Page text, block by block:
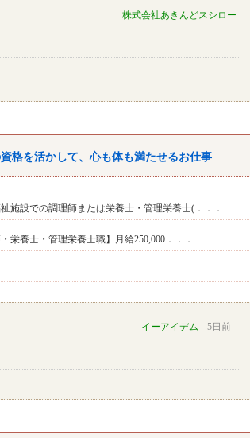
株式会社あきんどスシロー
格を活かして、心も体も満たせるお仕事
施設での調理師または栄養士・管理栄養士(．．．
・栄養士・管理栄養士職】月給250,000．．．
イーアイデム 5日前